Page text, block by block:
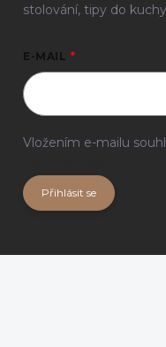
stolování, tipy do
E-MAIL
Vložením e-mailu
Přihlásit se